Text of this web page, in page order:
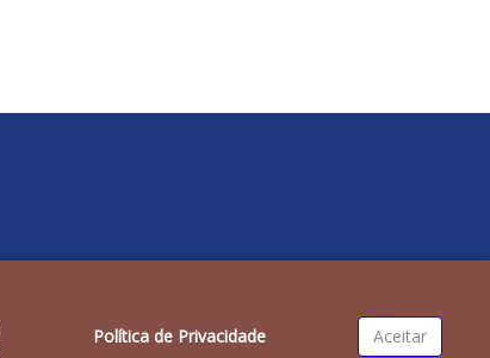
Política de Privacidade Aceitar